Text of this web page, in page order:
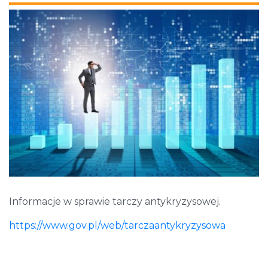
Informacje w sprawie tarczy antykryzysowej.
https://www.gov.pl/web/tarczaantykryzysowa